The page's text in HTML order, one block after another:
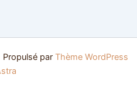
par Thème WordPress